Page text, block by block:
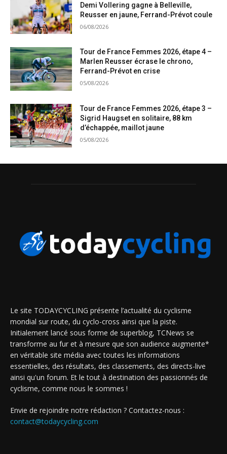
Demi Vollering gagne à Belleville,
Reusser en jaune, Ferrand-Prévot coule
06/08/2026
Tour de France Femmes 2026, étape 4 –
Marlen Reusser écrase le chrono,
Ferrand-Prévot en crise
05/08/2026
Tour de France Femmes 2026, étape 3 –
Sigrid Haugset en solitaire, 88 km
d’échappée, maillot jaune
05/08/2026
Le site TODAYCYCLING présente l’actualité du cyclisme
mondial sur route, du cyclo-cross ainsi que la piste.
Initialement lancé sous forme de superblog, TCNews se
transforme au fur et à mesure que son audience augmente*
en véritable site média avec toutes les informations
essentielles, des résultats, des classements, des directs-live
ainsi qu'un forum. Et le tout à destination des passionnés de
cyclisme, comme nous le sommes !
Envie de rejoindre notre rédaction ? Contactez-nous :
contact@todaycycling.com